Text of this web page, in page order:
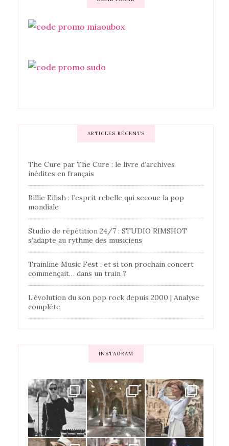
ARTICLES RÉCENTS
The Cure par The Cure : le livre d’archives
inédites en français
Billie Eilish : l’esprit rebelle qui secoue la pop
mondiale
Studio de répétition 24/7 : STUDIO RIMSHOT
s’adapte au rythme des musiciens
Trainline Music Fest : et si ton prochain concert
commençait… dans un train ?
L’évolution du son pop rock depuis 2000 | Analyse
complète
INSTAGRAM